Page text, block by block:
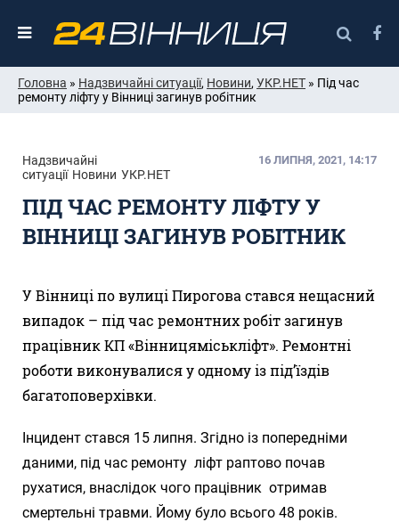
Головна » Надзвичайні ситуації, Новини, УКР.НЕТ » Під час
ремонту ліфту у Вінниці загинув робітник
Надзвичайні
ситуації Новини УКР.НЕТ
16 ЛИПНЯ, 2021, 14:17
ПІД ЧАС РЕМОНТУ ЛІФТУ У
ВІННИЦІ ЗАГИНУВ РОБІТНИК
У Вінниці по вулиці Пирогова стався нещасний
випадок – під час ремонтних робіт загинув
працівник КП «Вінницяміськліфт». Ремонтні
роботи виконувалися у одному із під’їздів
багатоповерхівки.
Інцидент стався 15 липня. Згідно із попередніми
даними, під час ремонту ліфт раптово почав
рухатися, внаслідок чого працівник отримав
смертельні травми. Йому було всього 48 років.